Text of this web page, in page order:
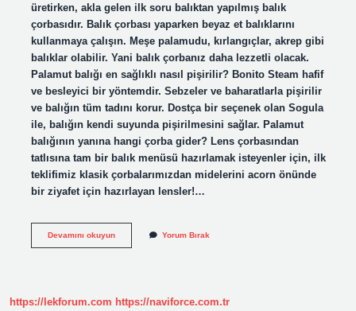
üretirken, akla gelen ilk soru balıktan yapılmış balık
çorbasıdır. Balık çorbası yaparken beyaz et balıklarını
kullanmaya çalışın. Meşe palamudu, kırlangıçlar, akrep gibi
balıklar olabilir. Yani balık çorbanız daha lezzetli olacak.
Palamut balığı en sağlıklı nasıl pişirilir? Bonito Steam hafif
ve besleyici bir yöntemdir. Sebzeler ve baharatlarla pişirilir
ve balığın tüm tadını korur. Dostça bir seçenek olan Sogula
ile, balığın kendi suyunda pişirilmesini sağlar. Palamut
balığının yanına hangi çorba gider? Lens çorbasından
tatlısına tam bir balık menüsü hazırlamak isteyenler için, ilk
teklifimiz klasik çorbalarımızdan midelerini acorn önünde
bir ziyafet için hazırlayan lensler!…
Devamını okuyunPalamut
Yorum Bırak
https://lekforum.com https://naviforce.com.tr